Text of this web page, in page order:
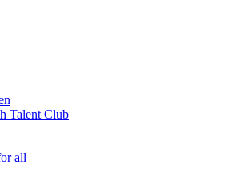
Talent Club
all